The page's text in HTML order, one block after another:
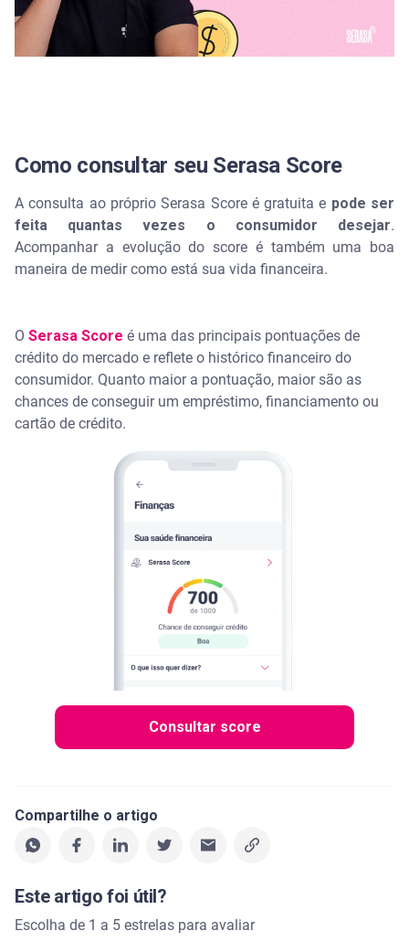
Como consultar seu Serasa Score
A consulta ao próprio Serasa Score é gratuita e pode ser
feita quantas vezes o consumidor desejar.
Acompanhar a evolução do score é também uma boa
maneira de medir como está sua vida financeira.
O Serasa Score é uma das principais pontuações de
crédito do mercado e reflete o histórico financeiro do
consumidor. Quanto maior a pontuação, maior são as
chances de conseguir um empréstimo, financiamento ou
cartão de crédito.
Consultar score
Compartilhe o artigo
Este artigo foi útil?
Escolha de 1 a 5 estrelas para avaliar